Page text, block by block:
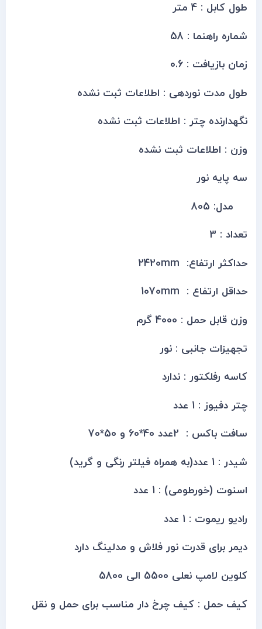
طول کابل : 4 متر
شماره راهنما : 58
زمان بازیافت : 0.6
طول مدت نوردهی : اطلاعات ثبت نشده
نگهدارنده چتر : اطلاعات ثبت نشده
وزن : اطلاعات ثبت نشده
سه پایه نور
مدل: 805
تعداد : 3
حداکثر ارتفاع: 2420mm
حداقل ارتفاع : 1070mm
وزن قابل حمل : 4000 گرم
تجهیزات جانبی : نور
کاسه رفلکتور : ندارد
چتر دفیوز : 1 عدد
سافت باکس : 2عدد 40*60 و 50*70
شیدر : 1 عدد(به همراه فیلتر رنگی و گرید)
اسنوت (خورطومی) : 1 عدد
رادیو ریموت : 1 عدد
دیمر برای قدرت نور فلاش و مدلینگ دارد
کلوین لامپ نعلی 5500 الی 5800
کیف حمل : کیف چرخ دار مناسب برای حمل و نقل